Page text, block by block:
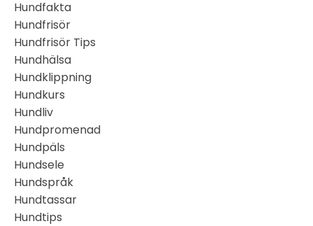
Hundfakta
Hundfrisör
Hundfrisör Tips
Hundhälsa
Hundklippning
Hundkurs
Hundliv
Hundpromenad
Hundpäls
Hundsele
Hundspråk
Hundtassar
Hundtips